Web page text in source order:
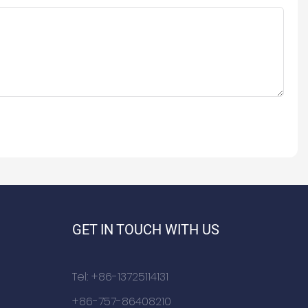
GET IN TOUCH WITH US
Tel: +86-13725114131
+86-757-86408210